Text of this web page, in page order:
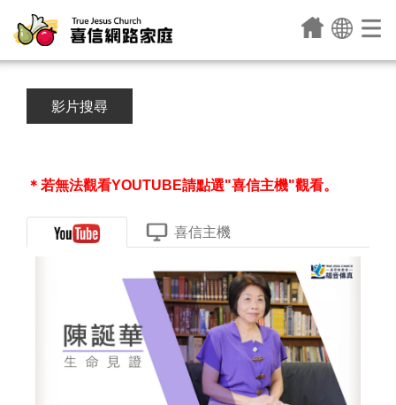
影片搜尋
＊若無法觀看YOUTUBE請點選"喜信主機"觀看。
喜信主機